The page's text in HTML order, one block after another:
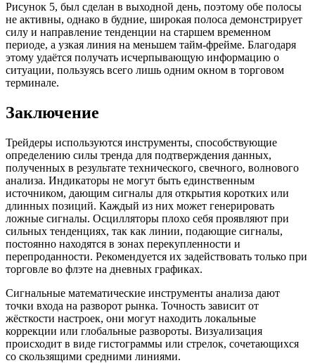
Рисунок 5, был сделан в выходной день, поэтому обе полосы
не активны, однако в будние, широкая полоса демонстрирует
силу и направление тенденции на старшем временном
периоде, а узкая линия на меньшем тайм-фрейме. Благодаря
этому удаётся получать исчерпывающую информацию о
ситуации, пользуясь всего лишь одним окном в торговом
терминале.
Заключение
Трейдеры используются инструменты, способствующие
определению силы тренда для подтверждения данных,
полученных в результате технического, свечного, волнового
анализа. Индикаторы не могут быть единственным
источником, дающим сигналы для открытия коротких или
длинных позиций. Каждый из них может генерировать
ложные сигналы. Осцилляторы плохо себя проявляют при
сильных тенденциях, так как линии, подающие сигналы,
постоянно находятся в зонах перекупленности и
перепроданности. Рекомендуется их задействовать только при
торговле во флэте на дневных графиках.
Сигнальные математические инструменты анализа дают
точки входа на разворот рынка. Точность зависит от
жёсткости настроек, они могут находить локальные
коррекции или глобальные развороты. Визуализация
происходит в виде гистограммы или стрелок, сочетающихся
со скользящими средними линиями.